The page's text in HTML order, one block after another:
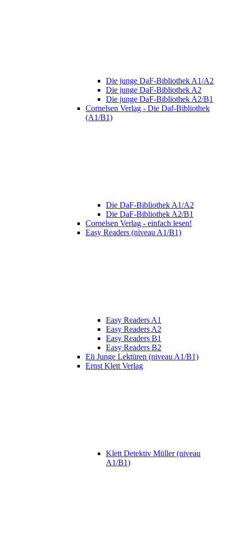
Die junge DaF-Bibliothek A1/A2
Die junge DaF-Bibliothek A2
Die junge DaF-Bibliothek A2/B1
Cornelsen Verlag - Die Daf-Bibliothek
(A1/B1)
Die DaF-Bibliothek A1/A2
Die DaF-Bibliothek A2/B1
Cornelsen Verlag - einfach lesen!
Easy Readers (niveau A1/B1)
Easy Readers A1
Easy Readers A2
Easy Readers B1
Easy Readers B2
Eli Junge Lektüren (niveau A1/B1)
Ernst Klett Verlag
Klett Detektiv Müller (niveau
A1/B1)